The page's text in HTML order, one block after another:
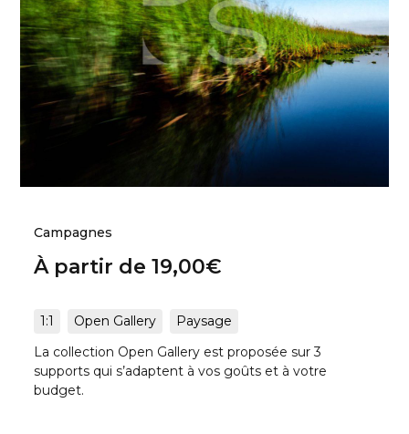
Campagnes
À partir de19,00€
1:1 Open Gallery
Paysage
La collection Open Gallery est proposée sur 3
supports qui s’adaptent à vos goûts et à votre
budget.